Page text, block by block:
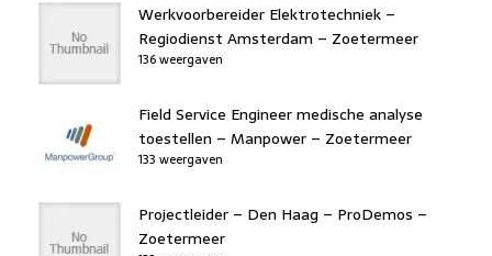
Werkvoorbereider Elektrotechniek –
Regiodienst Amsterdam – Zoetermeer
136 weergaven
Field Service Engineer medische analyse
toestellen – Manpower – Zoetermeer
133 weergaven
Projectleider – Den Haag – ProDemos –
Zoetermeer